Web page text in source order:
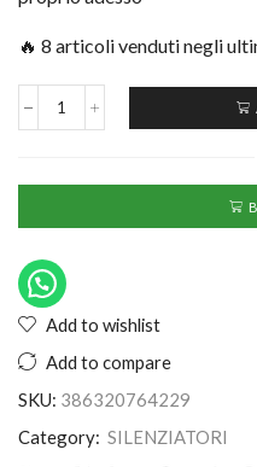
🔥 8 articoli venduti negli
Add to wishlist
Add to compare
SKU: 386320764229
Category: SILENZIATORI